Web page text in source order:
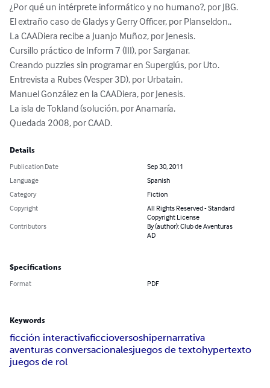
¿Por qué un intérprete informático y no humano?, por JBG.
El extraño caso de Gladys y Gerry Officer, por Planseldon..
La CAADiera recibe a Juanjo Muñoz, por Jenesis.
Cursillo práctico de Inform 7 (III), por Sarganar.
Creando puzzles sin programar en Superglús, por Uto.
Entrevista a Rubes (Vesper 3D), por Urbatain.
Manuel González en la CAADiera, por Jenesis.
La isla de Tokland (solución, por Anamaría.
Quedada 2008, por CAAD.
Details
Publication Date
Sep 30, 2011
Language
Spanish
Category
Fiction
Copyright
All Rights Reserved - Standard
Copyright License
Contributors
By (author): Club de Aventuras
AD
Specifications
Format PDF
Keywords
ficción interactivaficcioversoshipernarrativa
aventuras conversacionalesjuegos de textohypertexto
juegos de rol